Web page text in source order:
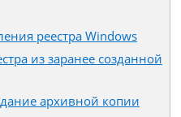
реестра Windows
из заранее созданной
архивной копии